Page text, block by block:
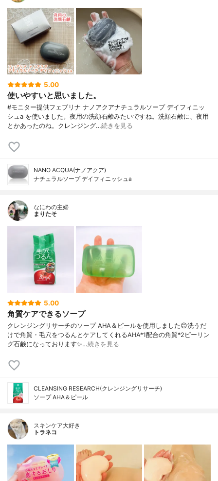
5.00
使いやすいと思いました。
#モニター提供フェブリナ ナノアクアナチュラルソープ デイフィニッ
シュa を使いました。夜用の洗顔石鹸みたいですね。洗顔石鹸に、夜用
とかあったのね。クレンジング…続きを見る
NANO ACQUA(ナノアクア)
ナチュラルソープ デイフィニッシュa
なにわの主婦
まりたそ
5.00
角質ケアできるソープ
クレンジングリサーチのソープ AHA＆ピールを使用しました😊洗うだ
けで角質・毛穴をつるんとケアしてくれるAHA*1配合の角質*2ピーリン
グ石鹸になっております✨…続きを見る
CLEANSING RESEARCH(クレンジングリサーチ)
ソープ AHA＆ピール
スキンケア大好き
トラネコ